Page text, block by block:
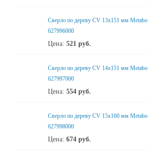
Сверло по дереву CV 13x151 мм Metabo
627996000
Цена: 521 руб.
Сверло по дереву CV 14x151 мм Metabo
627997000
Цена: 554 руб.
Сверло по дереву CV 15x160 мм Metabo
627998000
Цена: 674 руб.